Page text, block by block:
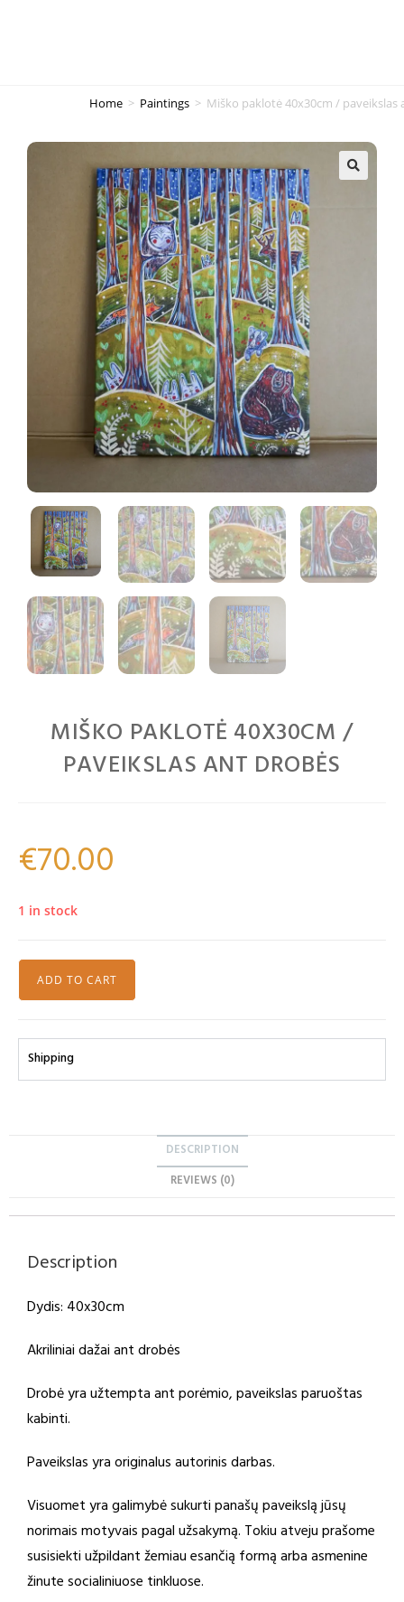
Home > Paintings > Miško paklotė 40x30cm / paveikslas
MIŠKO PAKLOTĖ 40X30CM /
PAVEIKSLAS ANT DROBĖS
€70.00
1 in stock
ADD TO CART
Shipping
DESCRIPTION
REVIEWS (0)
Description
Dydis: 40x30cm
Akriliniai dažai ant drobės
Drobė yra užtempta ant porėmio, paveikslas paruoštas
kabinti.
Paveikslas yra originalus autorinis darbas.
Visuomet yra galimybė sukurti panašų paveikslą jūsų
norimais motyvais pagal užsakymą. Tokiu atveju prašome
susisiekti užpildant žemiau esančią formą arba asmenine
žinute socialiniuose tinkluose.